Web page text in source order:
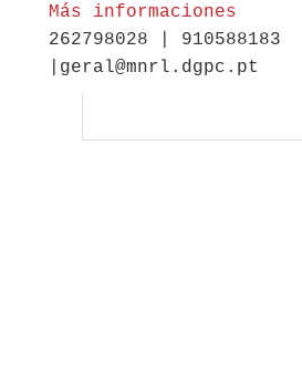
Más informaciones
262798028 | 910588183
|geral@mnrl.dgpc.pt